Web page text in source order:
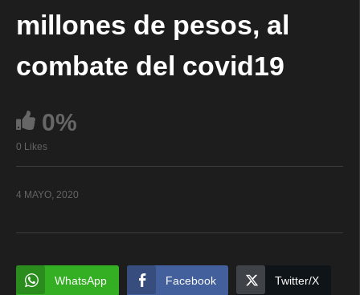
millones de pesos, al
combate del covid19
0%
0 Likes
4 MAYO, 2020
WhatsApp Facebook Twitter/X